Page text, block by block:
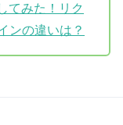
てみた！リク
ンの違いは？